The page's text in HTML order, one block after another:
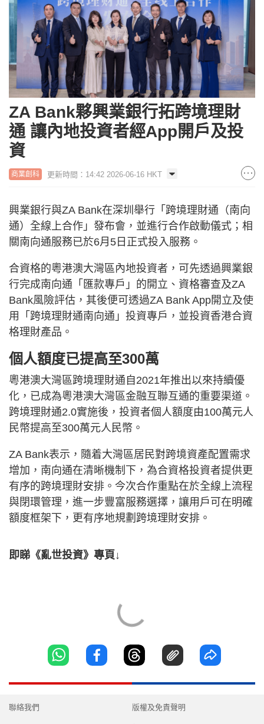
ZA Bank夥興業銀行拓跨境理財
通 讓內地投資者經App開戶及投
資
商業創科 更新時間：14:42 2026-06-16 HKT
興業銀行與ZA Bank在深圳舉行「跨境理財通（南向
通）全線上合作」發布會，並進行合作啟動儀式；相
關南向通服務已於6月5日正式投入服務。
合資格的粵港澳大灣區內地投資者，可先透過興業銀
行完成南向通「匯款專戶」的開立、資格審查及ZA
Bank風險評估，其後便可透過ZA Bank App開立及使
用「跨境理財通南向通」投資專戶，並投資香港合資
格理財產品。
個人額度已提高至300萬
粵港澳大灣區跨境理財通自2021年推出以來持續優
化，已成為粵港澳大灣區金融互聯互通的重要渠道。
跨境理財通2.0實施後，投資者個人額度由100萬元人
民幣提高至300萬元人民幣。
ZA Bank表示，隨着大灣區居民對跨境資產配置需求
增加，南向通在清晰機制下，為合資格投資者提供更
有序的跨境理財安排。今次合作重點在於全線上流程
與閉環管理，進一步豐富服務選擇，讓用戶可在明確
額度框架下，更有序地規劃跨境理財安排。
即睇《亂世投資》專頁↓
聯絡我們 版權及免責聲明